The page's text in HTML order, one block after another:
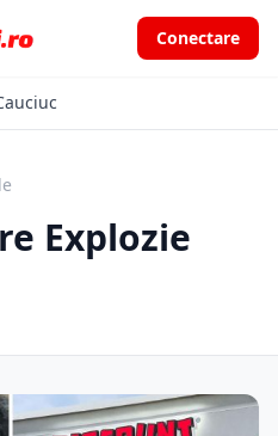
Conectare
Explozie